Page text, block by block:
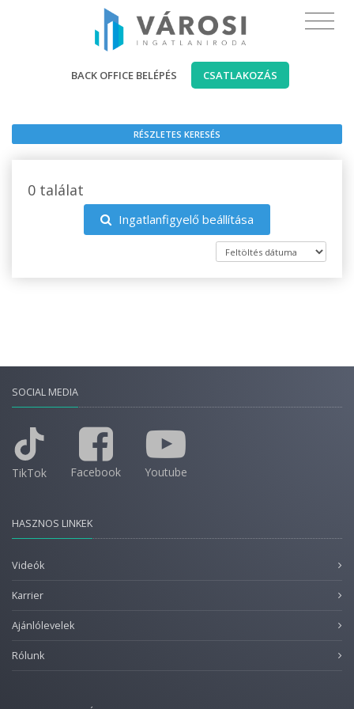
BACK OFFICE BELÉPÉS CSATLAKOZÁS
RÉSZLETES KERESÉS
0 találat
Ingatlanfigyelő beállítása
SOCIAL MEDIA
TikTok Facebook Youtube
HASZNOS LINKEK
Videók
Karrier
Ajánlólevelek
Rólunk